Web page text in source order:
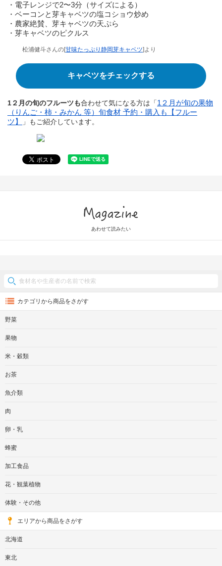
・電子レンジで2〜3分（サイズによる）
・ベーコンと芽キャベツの塩コショウ炒め
・農家絶賛、芽キャベツの天ぷら
・芽キャベツのピクルス
松浦健斗さんの[甘味たっぷり静岡芽キャベツ]より
キャベツをチェックする
1２月の旬のフルーツも合わせて気になる方は「1２月が旬の果物
（りんご・柿・みかん 等）旬食材 予約・購入も【フルー
ツ】
」もご紹介しています。
あわせて読みたい
カテゴリから商品をさがす
野菜
果物
米・穀類
お茶
魚介類
肉
卵・乳
蜂蜜
加工食品
花・観葉植物
体験・その他
エリアから商品をさがす
北海道
東北